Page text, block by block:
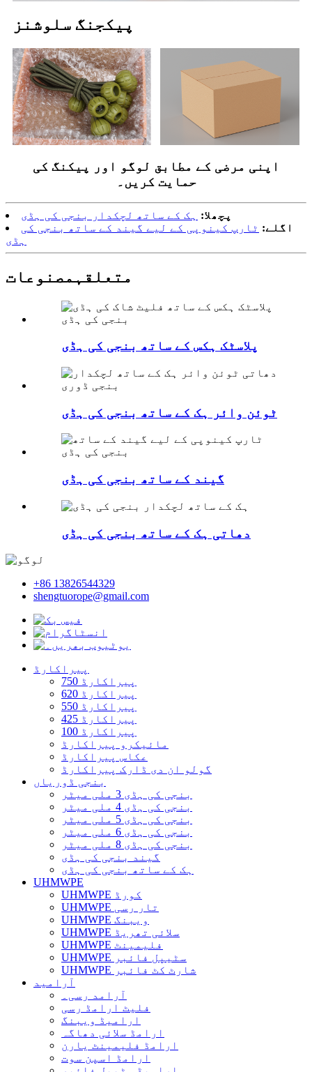
پیکجنگ سلوشنز
اپنی مرضی کے مطابق لوگو اور پیکنگ کی
حمایت کریں۔
پچھلا: ہک کے ساتھ لچکدار بنجی کی ہڈی
اگلے: ٹارپ کینوپی کے لیے گیند کے ساتھ بنجی کی
ہڈی
متعلقہمصنوعات
پلاسٹک ہکس کے ساتھ بنجی کی ہڈی
ٹوئن وائر ہک کے ساتھ بنجی کی ہڈی
گیند کے ساتھ بنجی کی ہڈی
دھاتی ہک کے ساتھ بنجی کی ہڈی
+86 13826544329
shengtuorope@gmail.com
پیراکارڈ
پیراکارڈ 750
پیراکارڈ 620
پیراکارڈ 550
پیراکارڈ 425
پیراکارڈ 100
مائیکرو پیراکارڈ
عکاس پیراکارڈ
گولو ان دی ڈارک پیراکارڈ
بنجی ڈوریاں
بنجی کی ہڈی 3 ملی میٹر
بنجی کی ہڈی 4 ملی میٹر
بنجی کی ہڈی 5 ملی میٹر
بنجی کی ہڈی 6 ملی میٹر
بنجی کی ہڈی 8 ملی میٹر
گیند بنجی کی ہڈی
ہک کے ساتھ بنجی کی ہڈی
UHMWPE
UHMWPE کورڈ
UHMWPE تار رسی
UHMWPE ویبنگ
UHMWPE سلائی تھریڈ
UHMWPE فلیمینٹ
UHMWPE سٹیپل فائبر
UHMWPE شارٹ کٹ فائبر
آرامید
آرامد رسی۔
فلیٹ ارامڈ رسی
ارامیڈ ویبنگ
ارامڈ سلائی دھاگہ
ارامڈ فلیمینٹ یارن
ارامڈ اسپن سوت